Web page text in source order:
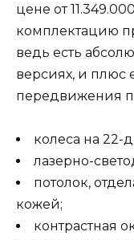
цене от
комплектацию
ведь есть
версиях, и плюс
передвижения
колеса на 22-
лазерно-
потолок,
кожей;
контрастная